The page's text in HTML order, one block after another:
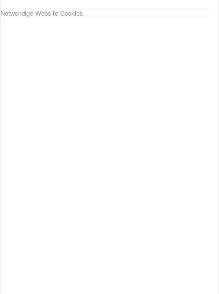
Notwendige Website Cookies